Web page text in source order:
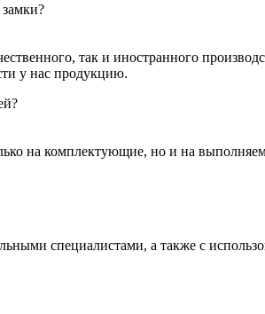
так и иностранного
у нас продукцию.
на комплектующие, но и на
специалистами, а также с